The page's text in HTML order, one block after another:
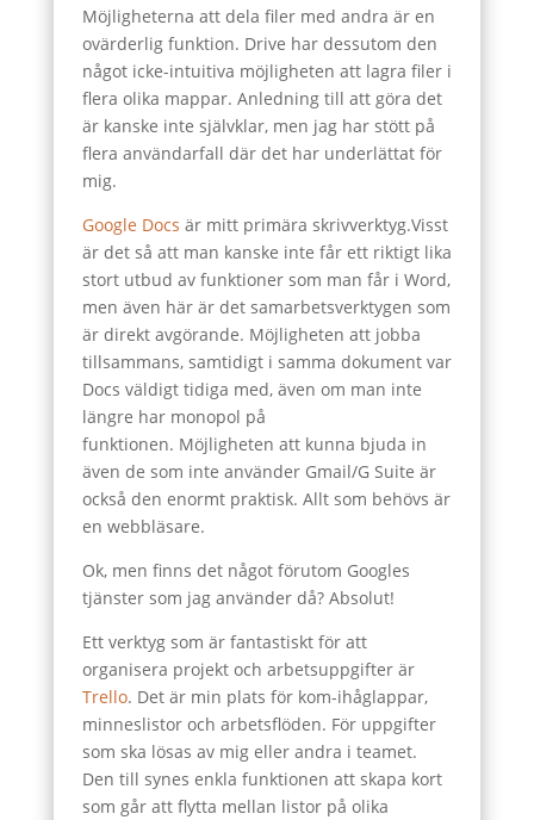
Möjligheterna att dela filer med andra är en
ovärderlig funktion. Drive har dessutom den
något icke-intuitiva möjligheten att lagra filer i
flera olika mappar. Anledning till att göra det
är kanske inte självklar, men jag har stött på
flera användarfall där det har underlättat för
mig.
Google Docs är mitt primära skrivverktyg.Visst
är det så att man kanske inte får ett riktigt lika
stort utbud av funktioner som man får i Word,
men även här är det samarbetsverktygen som
är direkt avgörande. Möjligheten att jobba
tillsammans, samtidigt i samma dokument var
Docs väldigt tidiga med, även om man inte
längre har monopol på
funktionen. Möjligheten att kunna bjuda in
även de som inte använder Gmail/G Suite är
också den enormt praktisk. Allt som behövs är
en webbläsare.
Ok, men finns det något förutom Googles
tjänster som jag använder då? Absolut!
Ett verktyg som är fantastiskt för att
organisera projekt och arbetsuppgifter är
Trello. Det är min plats för kom-ihåglappar,
minneslistor och arbetsflöden. För uppgifter
som ska lösas av mig eller andra i teamet.
Den till synes enkla funktionen att skapa kort
som går att flytta mellan listor på olika